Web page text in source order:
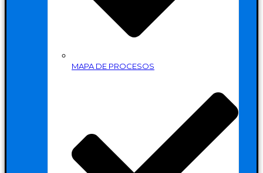
MAPA DE PROCESOS